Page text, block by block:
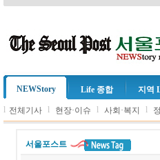
NEWStory Life 종합 지역
l 전체기사 l 현장·이슈 l 사회·복지 l
서울포스트